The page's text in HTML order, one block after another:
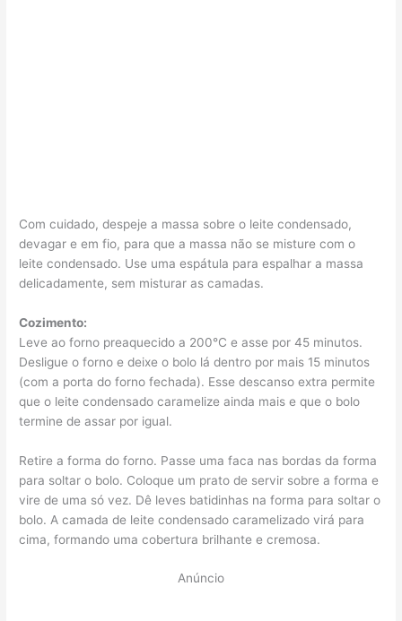
Com cuidado, despeje a massa sobre o leite condensado,
devagar e em fio, para que a massa não se misture com o
leite condensado. Use uma espátula para espalhar a massa
delicadamente, sem misturar as camadas.
Cozimento:
Leve ao forno preaquecido a 200°C e asse por 45 minutos.
Desligue o forno e deixe o bolo lá dentro por mais 15 minutos
(com a porta do forno fechada). Esse descanso extra permite
que o leite condensado caramelize ainda mais e que o bolo
termine de assar por igual.
Retire a forma do forno. Passe uma faca nas bordas da forma
para soltar o bolo. Coloque um prato de servir sobre a forma e
vire de uma só vez. Dê leves batidinhas na forma para soltar o
bolo. A camada de leite condensado caramelizado virá para
cima, formando uma cobertura brilhante e cremosa.
Anúncio